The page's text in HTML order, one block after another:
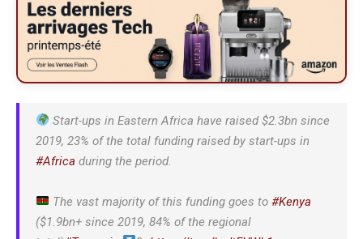
Start-ups in Eastern Africa have raised $2.3bn since
2019, 23% of the total funding raised by start-ups in
#Africa during the period.
The vast majority of this funding goes to#Kenya
($1.9bn+ since 2019, 84% of the regional